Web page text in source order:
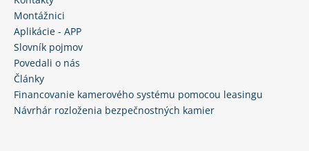
Montážnici
Aplikácie - APP
Slovník pojmov
Povedali o nás
Články
Financovanie kamerového systému pomocou leasingu
Návrhár rozloženia bezpečnostných kamier